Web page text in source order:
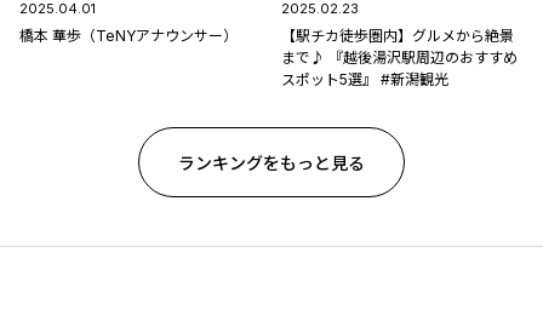
2025.04.01
橋本 華歩（TeNYアナウンサー）
2025.02.23
【駅チカ徒歩圏内】グルメから絶景
まで♪ 『越後湯沢駅周辺のおすすめ
スポット5選』 #新潟観光
ランキングをもっと見る